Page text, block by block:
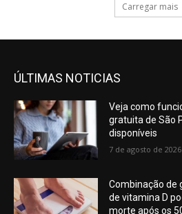
Carregar mais
ÚLTIMAS NOTICIAS
Veja como
gratuita de São
disponíveis
7 de agosto de 2026
Combinação de
de vitamina D
morte após os